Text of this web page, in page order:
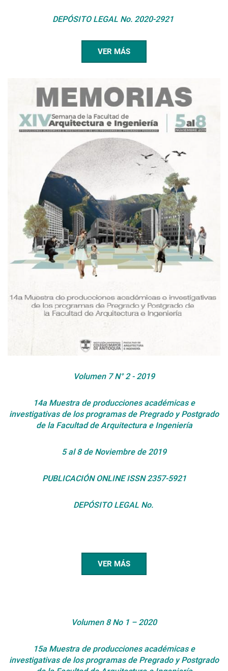
DEPÓSITO LEGAL No. 2020-2921
VER MÁS
Volumen 7 N° 2 - 2019
14a Muestra de producciones académicas e
investigativas de los programas de Pregrado y Postgrado
de la Facultad de Arquitectura e Ingeniería
5 al 8 de Noviembre de 2019
PUBLICACIÓN ONLINE ISSN 2357-5921
DEPÓSITO LEGAL No.
VER MÁS
Volumen 8 No 1 – 2020
15a Muestra de producciones académicas e
investigativas de los programas de Pregrado y Postgrado